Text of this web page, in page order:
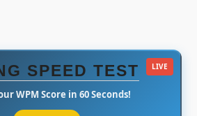
SPEED TEST
WPM Score in 60 Seconds!
LIVE